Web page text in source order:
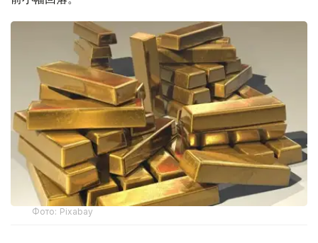
Фото: Pixabay